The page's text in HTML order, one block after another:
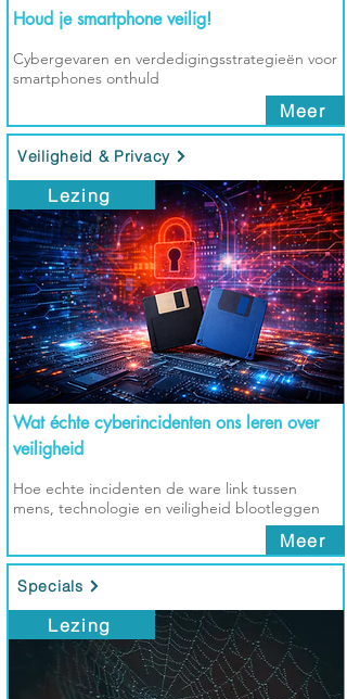
Houd je smartphone veilig!
Cybergevaren en verdedigingsstrategieën voor
smartphones onthuld
Meer
Veiligheid & Privacy
Lezing
Wat échte cyberincidenten ons leren over
veiligheid
Hoe echte incidenten de ware link tussen
mens, technologie en veiligheid blootleggen
Meer
Specials
Lezing